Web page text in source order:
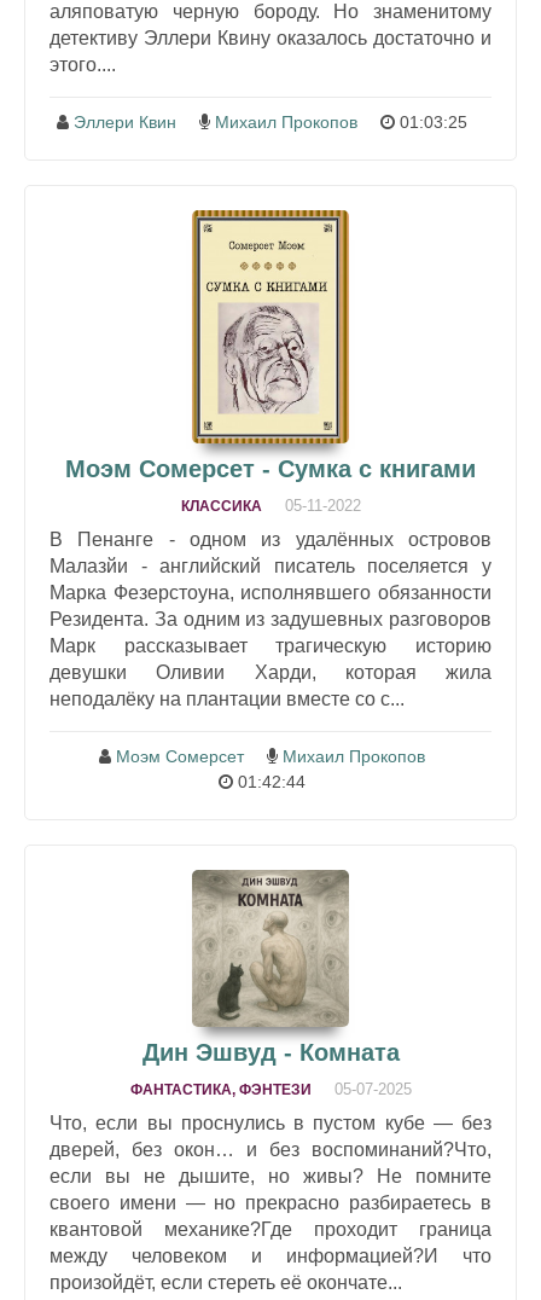
аляповатую черную бороду. Но знаменитому
детективу Эллери Квину оказалось достаточно и
этого....
Эллери Квин Михаил Прокопов 01:03:25
Моэм Сомерсет - Сумка с книгами
КЛАССИКА 05-11-2022
В Пенанге - одном из удалённых островов
Малазйи - английский писатель поселяется у
Марка Фезерстоуна, исполнявшего обязанности
Резидента. За одним из задушевных разговоров
Марк рассказывает трагическую историю
девушки Оливии Харди, которая жила
неподалёку на плантации вместе со с...
Моэм Сомерсет
Михаил Прокопов
01:42:44
Дин Эшвуд - Комната
ФАНТАСТИКА, ФЭНТЕЗИ 05-07-2025
Что, если вы проснулись в пустом кубе — без
дверей, без окон… и без воспоминаний?Что,
если вы не дышите, но живы? Не помните
своего имени — но прекрасно разбираетесь в
квантовой механике?Где проходит граница
между человеком и информацией?И что
произойдёт, если стереть её окончате...